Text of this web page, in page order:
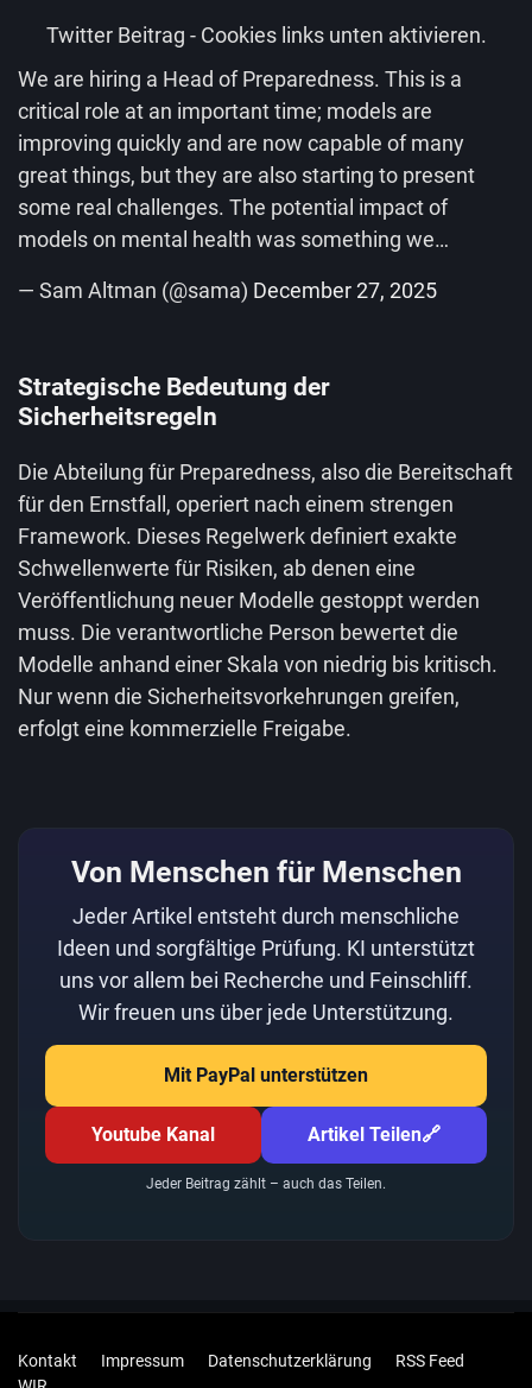
Twitter Beitrag - Cookies links unten aktivieren.
We are hiring a Head of Preparedness. This is a
critical role at an important time; models are
improving quickly and are now capable of many
great things, but they are also starting to present
some real challenges. The potential impact of
models on mental health was something we…
— Sam Altman (@sama) December 27, 2025
Strategische Bedeutung der
Sicherheitsregeln
Die Abteilung für Preparedness, also die Bereitschaft
für den Ernstfall, operiert nach einem strengen
Framework. Dieses Regelwerk definiert exakte
Schwellenwerte für Risiken, ab denen eine
Veröffentlichung neuer Modelle gestoppt werden
muss. Die verantwortliche Person bewertet die
Modelle anhand einer Skala von niedrig bis kritisch.
Nur wenn die Sicherheitsvorkehrungen greifen,
erfolgt eine kommerzielle Freigabe.
Von Menschen für Menschen
Jeder Artikel entsteht durch menschliche
Ideen und sorgfältige Prüfung. KI unterstützt
uns vor allem bei Recherche und Feinschliff.
Wir freuen uns über jede Unterstützung.
Mit PayPal unterstützen
Youtube Kanal Artikel Teilen🔗
Jeder Beitrag zählt – auch das Teilen.
Kontakt Impressum Datenschutzerklärung
RSS Feed